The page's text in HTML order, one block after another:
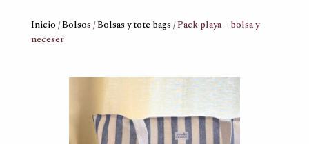
Inicio /Bolsos /Bolsas y tote bags / Pack playa – bolsa y
neceser